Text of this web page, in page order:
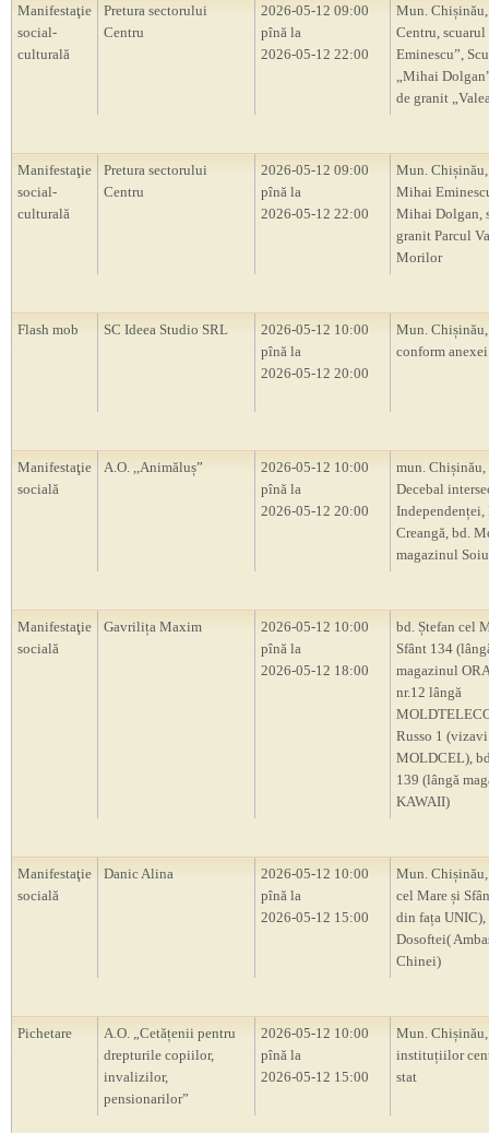
Manifestaţie
social-
culturală
Pretura sectorului
Centru
2026-05-12 09:00
pînă la
2026-05-12 22:00
Mun. Chișinău,
Centru,
Eminescu”,
„Mihai
de granit
Manifestaţie
social-
culturală
Pretura sectorului
Centru
2026-05-12 09:00
pînă la
2026-05-12 22:00
Mun.
Mihai
Mihai Dolgan,
granit Parcul
Morilor
Flash mob SC Ideea Studio SRL
2026-05-12 10:00
pînă la
2026-05-12 20:00
Mun. Chișinău,
conform anexei
Manifestaţie
socială
A.O. ,,Animăluș”
2026-05-12 10:00
pînă la
2026-05-12 20:00
mun. Chișinău,
Decebal
Independenței,
Creangă, bd.
magazinul
Manifestaţie
socială
Gavrilița Maxim
2026-05-12 10:00
pînă la
2026-05-12 18:00
bd. Ștefan cel
Sfânt 134
magazinul
nr.12 lângă
Russo 1 (vizavi
MOLDCEL),
139 (lângă
KAWAII)
Manifestaţie
socială
Danic Alina
2026-05-12 10:00
pînă la
2026-05-12 15:00
Mun.
cel Mare și
din fața UNIC),
Dosoftei(
Chinei)
Pichetare
A.O. „Cetățenii pentru
drepturile copiilor,
invalizilor,
pensionarilor”
2026-05-12 10:00
pînă la
2026-05-12 15:00
Mun.
instituțiilor
stat